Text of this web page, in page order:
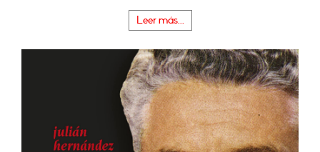
Leer más...